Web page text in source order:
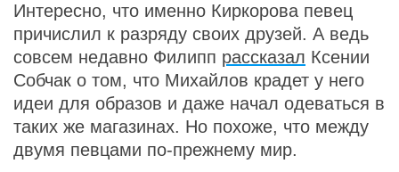
Интересно, что именно Киркорова певец
причислил к разряду своих друзей. А ведь
совсем недавно Филипп рассказал Ксении
Собчак о том, что Михайлов крадет у него
идеи для образов и даже начал одеваться в
таких же магазинах. Но похоже, что между
двумя певцами по-прежнему мир.